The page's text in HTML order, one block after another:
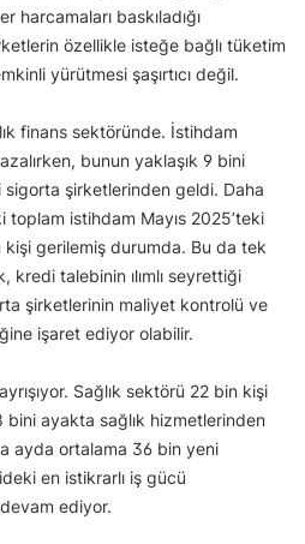
harcamaları baskıladığı
özellikle isteğe bağlı tüketim
yürütmesi şaşırtıcı değil.
finans sektöründe. İstihdam
bunun yaklaşık 9 bini
şirketlerinden geldi. Daha
istihdam Mayıs 2025’teki
gerilemiş durumda. Bu da tek
kredi talebinin ılımlı seyrettiği
şirketlerinin maliyet kontrolü ve
işaret ediyor olabilir.
Sağlık sektörü 22 bin kişi
ayakta sağlık hizmetlerinden
ayda ortalama 36 bin yeni
en istikrarlı iş gücü
ediyor.